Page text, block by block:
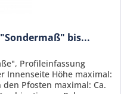
bis...
Profileinfassung
Innenseite Höhe maximal:
den Pfosten maximal: Ca.